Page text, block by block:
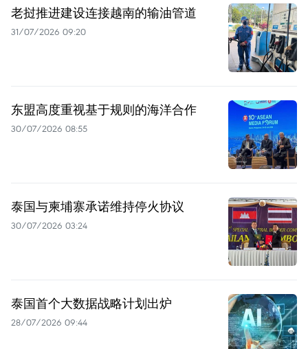
老挝推进建设连接越南的输油管道
31/07/2026 09:20
东盟高度重视基于规则的海洋合作
30/07/2026 08:55
泰国与柬埔寨承诺维持停火协议
30/07/2026 03:24
泰国首个大数据战略计划出炉
28/07/2026 09:44